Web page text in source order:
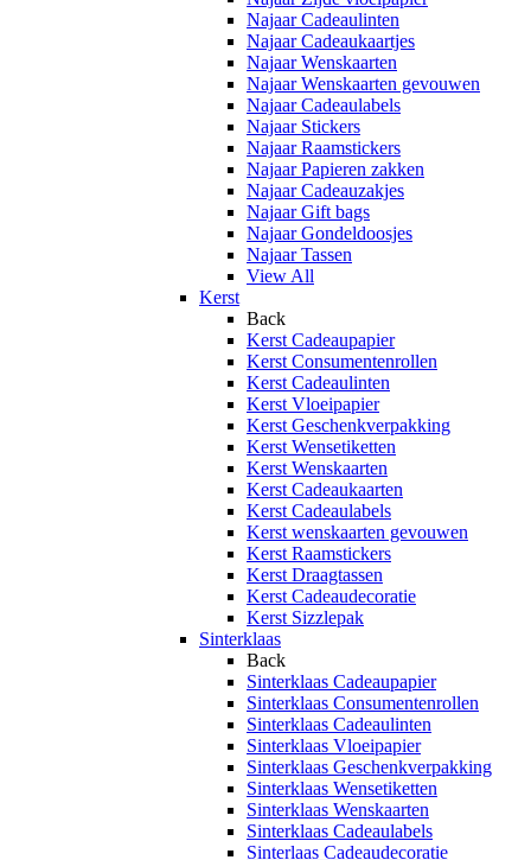
Najaar Cadeaulinten
Najaar Cadeaukaartjes
Najaar Wenskaarten
Najaar Wenskaarten gevouwen
Najaar Cadeaulabels
Najaar Stickers
Najaar Raamstickers
Najaar Papieren zakken
Najaar Cadeauzakjes
Najaar Gift bags
Najaar Gondeldoosjes
Najaar Tassen
View All
Kerst
Back
Kerst Cadeaupapier
Kerst Consumentenrollen
Kerst Cadeaulinten
Kerst Vloeipapier
Kerst Geschenkverpakking
Kerst Wensetiketten
Kerst Wenskaarten
Kerst Cadeaukaarten
Kerst Cadeaulabels
Kerst wenskaarten gevouwen
Kerst Raamstickers
Kerst Draagtassen
Kerst Cadeaudecoratie
Kerst Sizzlepak
Sinterklaas
Back
Sinterklaas Cadeaupapier
Sinterklaas Consumentenrollen
Sinterklaas Cadeaulinten
Sinterklaas Vloeipapier
Sinterklaas Geschenkverpakking
Sinterklaas Wensetiketten
Sinterklaas Wenskaarten
Sinterklaas Cadeaulabels
Sinterlaas Cadeaudecoratie